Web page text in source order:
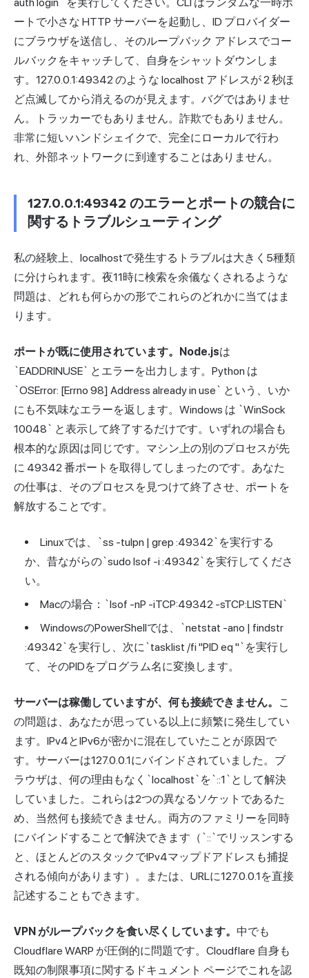
ートで小さな HTTP サーバーを起動し、ID プロバイダー
にブラウザを送信し、そのループバック アドレスでコー
ルバックをキャッチして、自身をシャットダウンしま
す。127.0.0.1:49342 のような localhost アドレスが 2 秒ほ
ど点滅してから消えるのが見えます。バグではありませ
ん。トラッカーでもありません。詐欺でもありません。
非常に短いハンドシェイクで、完全にローカルで行わ
れ、外部ネットワークに到達することはありません。
127.0.0.1:49342 のエラーとポートの競合に
関するトラブルシューティング
私の経験上、localhostで発生するトラブルは大きく5種類
に分けられます。夜11時に検索を余儀なくされるような
問題は、どれも何らかの形でこれらのどれかに当てはま
ります。
ポートが既に使用されています。Node.jsは
`EADDRINUSE` とエラーを出力します。Python は
`OSError: [Errno 98] Address already in use` という、いか
にも不気味なエラーを返します。Windows は `WinSock
10048` と表示して終了するだけです。いずれの場合も
根本的な原因は同じです。マシン上の別のプロセスが先
に 49342 番ポートを取得してしまったのです。あなた
の仕事は、そのプロセスを見つけて終了させ、ポートを
解放することです。
Linuxでは、`ss -tulpn | grep :49342`を実行する
か、昔ながらの`sudo lsof -i :49342`を実行してくださ
い。
Macの場合：`lsof -nP -iTCP:49342 -sTCP:LISTEN`
WindowsのPowerShellでは、`netstat -ano | findstr
:49342`を実行し、次に`tasklist /fi "PID eq "`を実行し
て、そのPIDをプログラム名に変換します。
サーバーは稼働していますが、何も接続できません。
こ
の問題は、あなたが思っている以上に頻繁に発生してい
ます。IPv4とIPv6が密かに混在していたことが原因で
す。サーバーは127.0.0.1にバインドされていました。ブ
ラウザは、何の理由もなく`localhost`を`::1`として解決
していました。これらは2つの異なるソケットであるた
め、当然何も接続できません。両方のファミリーを同時
にバインドすることで解決できます（`::`でリッスンする
と、ほとんどのスタックでIPv4マップドアドレスも捕捉
される傾向があります）。または、URLに127.0.0.1を直接
記述することもできます。
VPN がループバックを食い尽くしています。 中でも
Cloudflare WARP が圧倒的に問題です。Cloudflare 自身も
既知の制限事項に関するドキュメント ページでこれを認